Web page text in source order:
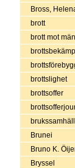
Bross,
brott
brott mot
brottslighet
brottsoffer
Brunei
Bruno K.
Bryssel